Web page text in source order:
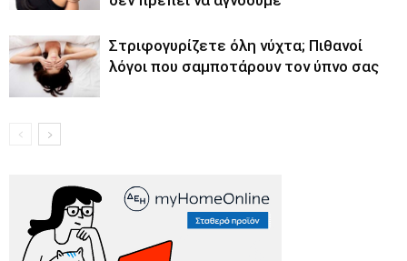
Στριφογυρίζετε όλη νύχτα; Πιθανοί
λόγοι που σαμποτάρουν τον ύπνο σας